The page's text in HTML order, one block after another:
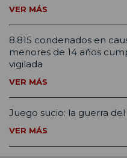
VER MÁS
8.815 condenados en
menores de 14 años
vigilada
VER MÁS
Juego sucio: la guerra
VER MÁS